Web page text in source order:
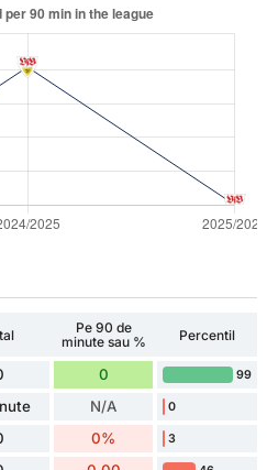
Pe 90 de
minute sau %
Percentil
0 99
N/A 0
0% 3